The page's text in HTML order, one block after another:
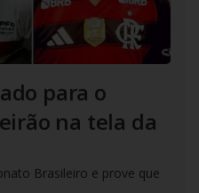
para o
na tela da
Brasileiro e prove que